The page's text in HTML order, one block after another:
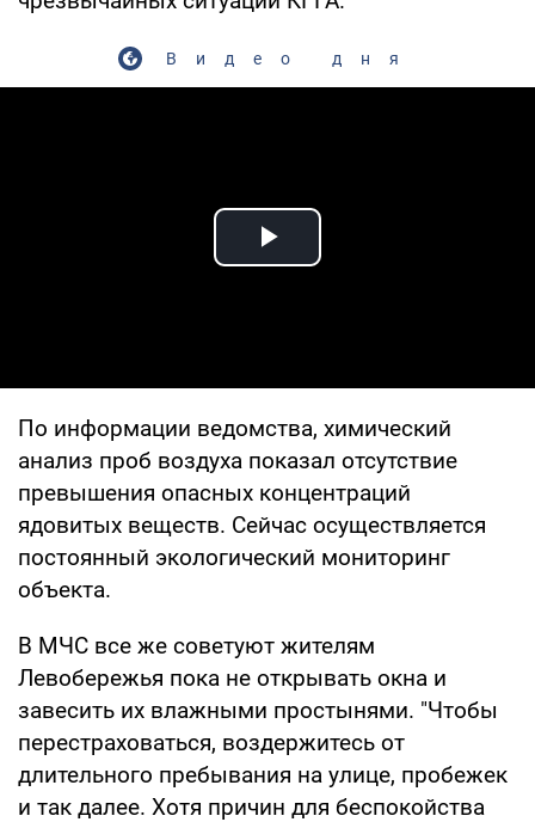
Видео дня
Play Video
По информации ведомства, химический
анализ проб воздуха показал отсутствие
превышения опасных концентраций
ядовитых веществ. Сейчас осуществляется
постоянный экологический мониторинг
объекта.
В МЧС все же советуют жителям
Левобережья пока не открывать окна и
завесить их влажными простынями. "Чтобы
перестраховаться, воздержитесь от
длительного пребывания на улице, пробежек
и так далее. Хотя причин для беспокойства